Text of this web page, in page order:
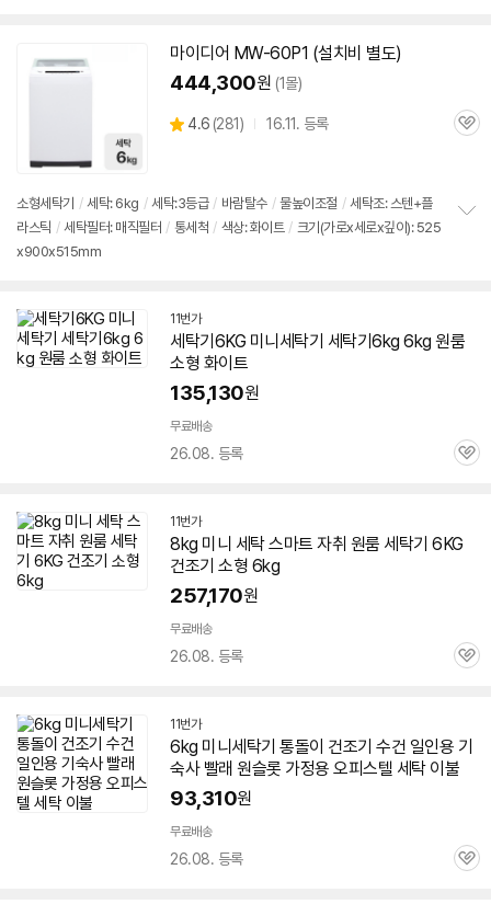
마이디어 MW-60P1 (설치비 별도)
444,300원 (1몰)
별
4.6 (상
뷰
281) 16.11. 등록
관
소형세탁기 / 세탁: 6kg / 세탁:3등급 / 바람탈수 / 물높이조절 / 세탁조: 스텐+플
라스틱 / 세탁필터: 매직필터 / 통세척 / 색상: 화이트 / 크기(가로x세로x깊이): 525
x900x515mm
11번가
세탁기6KG 미니세탁기 세탁기6kg 6kg 원룸
소형 화이트
135,130원
무료배송
26.08. 등록
관
11번가
8kg 미니 세탁 스마트 자취 원룸 세탁기 6KG
건조기 소형 6kg
257,170원
무료배송
26.08. 등록
관
11번가
6kg 미니세탁기 통돌이 건조기 수건 일인용 기
숙사 빨래 원슬롯 가정용 오피스텔 세탁 이불
93,310원
무료배송
26.08. 등록
관
세부정보 열기/접기